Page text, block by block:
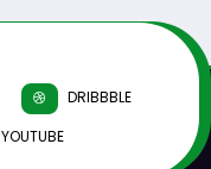
DRIBBBLE
YOUTUBE